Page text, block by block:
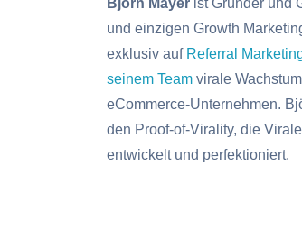
Björn Mayerist Gründer und
und einzigen Growth
exklusiv auf Referral
seinem Teamvirale
eCommerce-Unternehmen.
den Proof-of-Virality, die
entwickelt und perfektioniert.